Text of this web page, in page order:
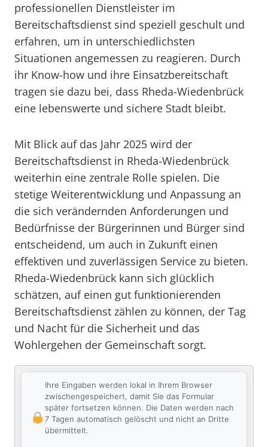
professionellen Dienstleister im
Bereitschaftsdienst sind speziell geschult und
erfahren, um in unterschiedlichsten
Situationen angemessen zu reagieren. Durch
ihr Know-how und ihre Einsatzbereitschaft
tragen sie dazu bei, dass Rheda-Wiedenbrück
eine lebenswerte und sichere Stadt bleibt.
Mit Blick auf das Jahr 2025 wird der
Bereitschaftsdienst in Rheda-Wiedenbrück
weiterhin eine zentrale Rolle spielen. Die
stetige Weiterentwicklung und Anpassung an
die sich verändernden Anforderungen und
Bedürfnisse der Bürgerinnen und Bürger sind
entscheidend, um auch in Zukunft einen
effektiven und zuverlässigen Service zu bieten.
Rheda-Wiedenbrück kann sich glücklich
schätzen, auf einen gut funktionierenden
Bereitschaftsdienst zählen zu können, der Tag
und Nacht für die Sicherheit und das
Wohlergehen der Gemeinschaft sorgt.
Ihre Eingaben werden lokal in Ihrem Browser
zwischengespeichert, damit Sie das Formular
später fortsetzen können. Die Daten werden nach
7 Tagen automatisch gelöscht und nicht an Dritte
übermittelt.